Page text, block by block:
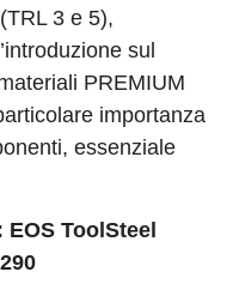
3 e 5),
sul
PREMIUM
importanza
essenziale
EOS ToolSteel